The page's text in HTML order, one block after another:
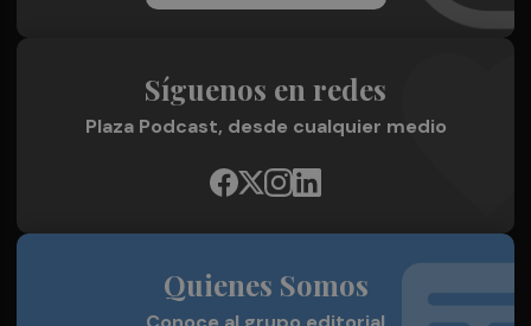
Síguenos en redes
Plaza Podcast, desde cualquier medio
Quienes Somos